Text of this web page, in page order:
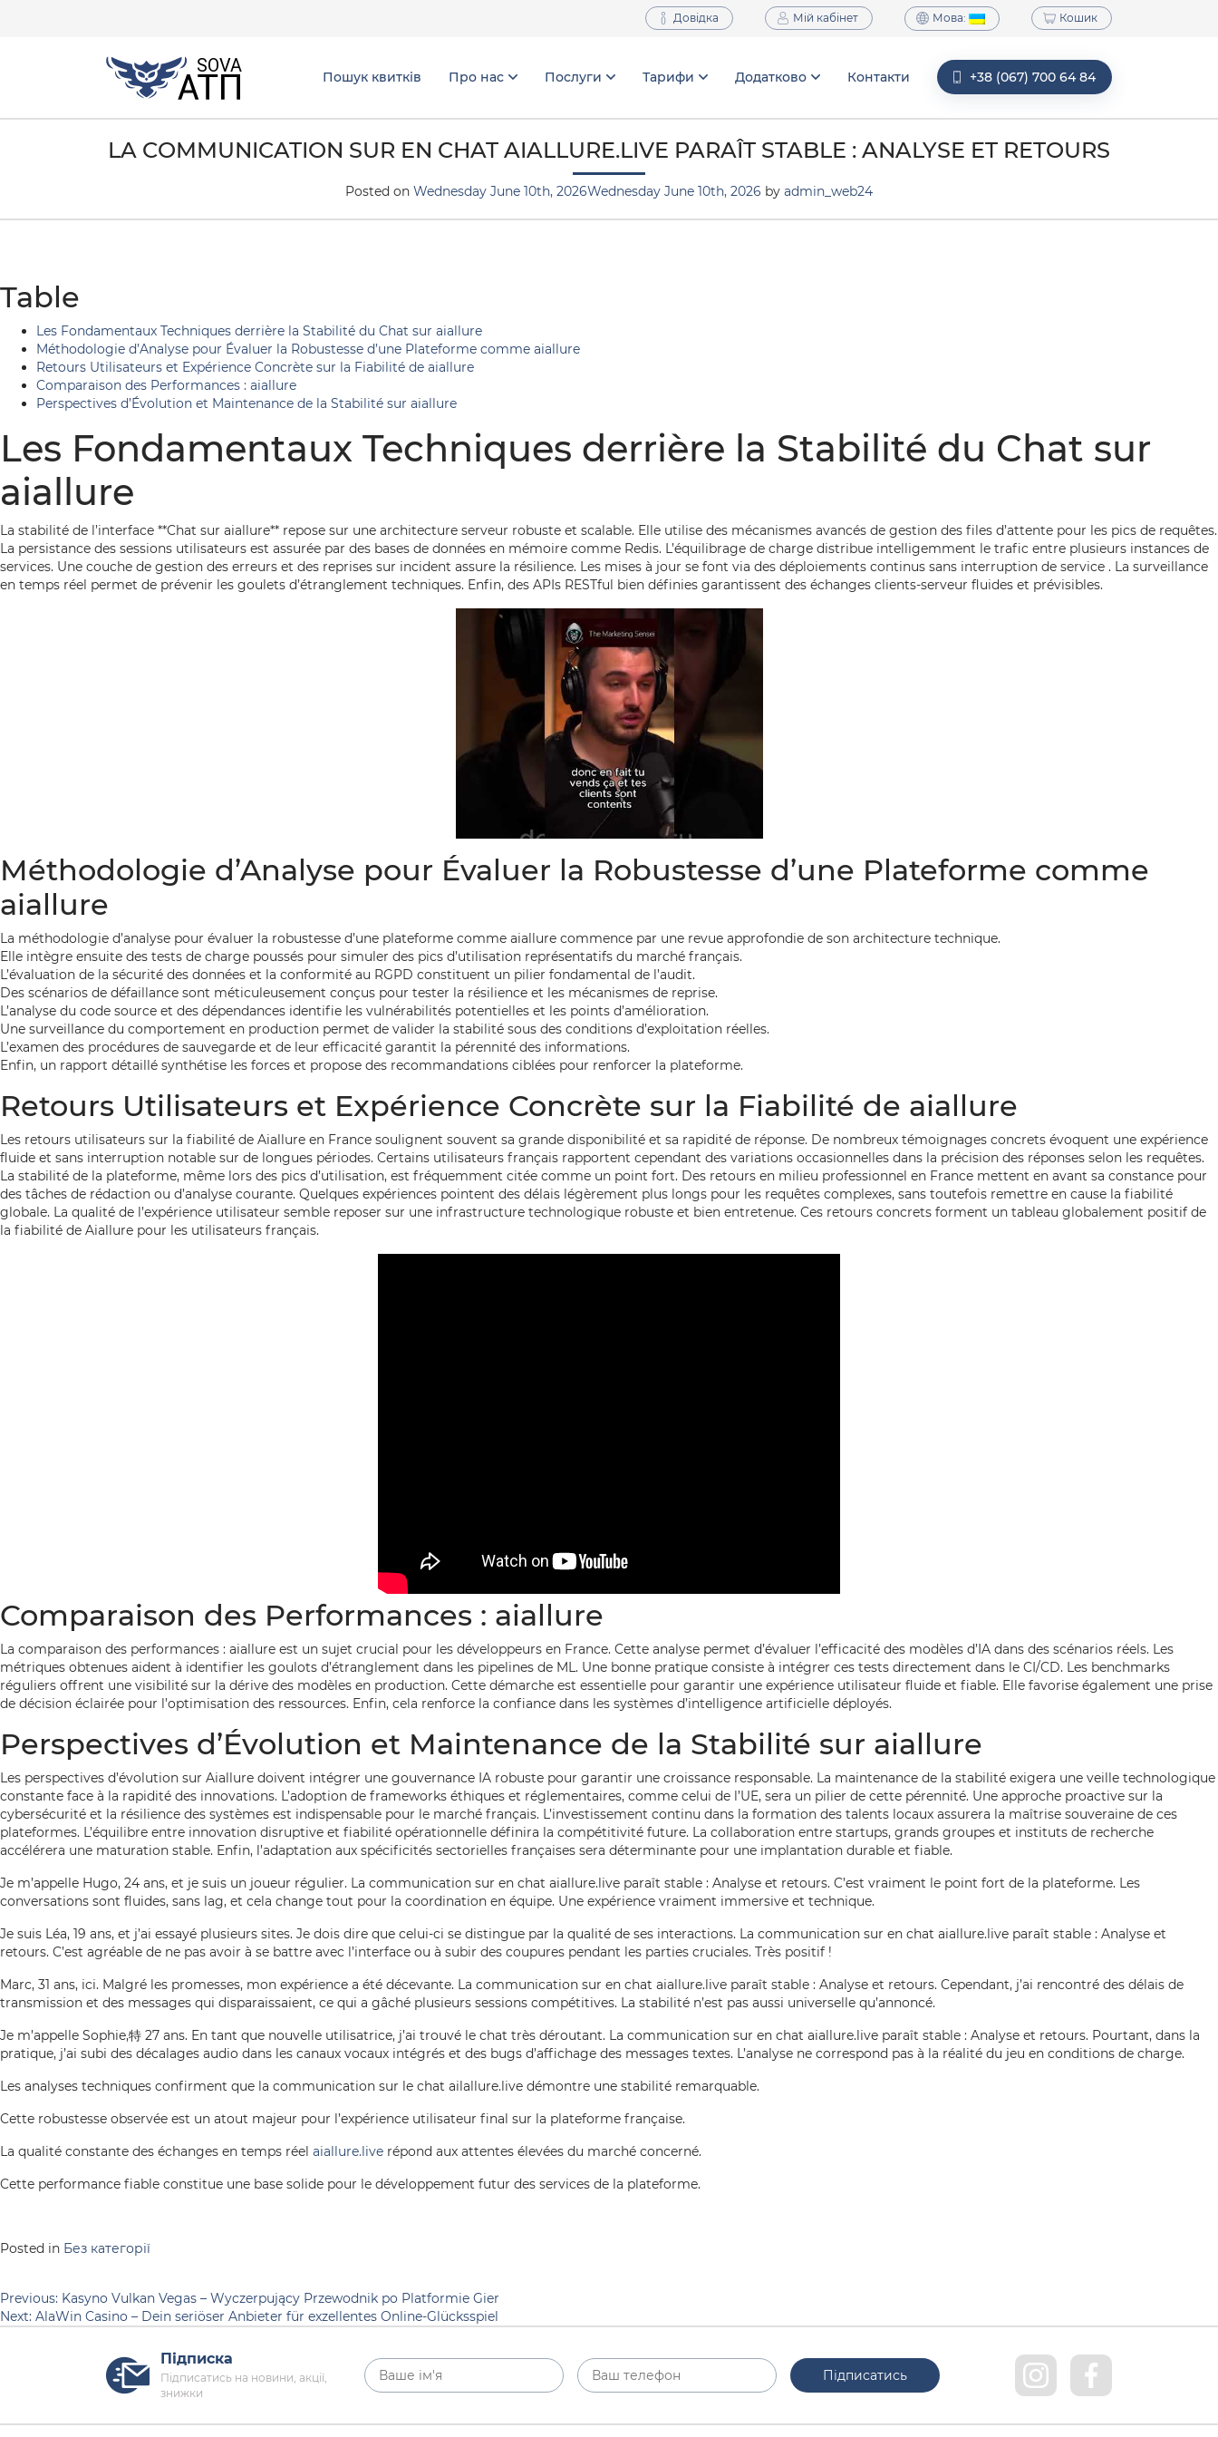
Довідка Мій кабінет Мова: Кошик
Пошук квитків Про нас Послуги Тарифи Додатково Контакти +38 (067) 700 64 84
LA COMMUNICATION SUR EN CHAT AIALLURE.LIVE PARAÎT STABLE : ANALYSE ET RETOURS
Posted on Wednesday June 10th, 2026Wednesday June 10th, 2026 by admin_web24
Table
Les Fondamentaux Techniques derrière la Stabilité du Chat sur aiallure
Méthodologie d’Analyse pour Évaluer la Robustesse d’une Plateforme comme aiallure
Retours Utilisateurs et Expérience Concrète sur la Fiabilité de aiallure
Comparaison des Performances : aiallure
Perspectives d’Évolution et Maintenance de la Stabilité sur aiallure
Les Fondamentaux Techniques derrière la Stabilité du Chat sur
aiallure
La stabilité de l’interface **Chat sur aiallure** repose sur une architecture serveur robuste et scalable. Elle utilise des mécanismes avancés de gestion des files d’attente pour les pics de requêtes.
La persistance des sessions utilisateurs est assurée par des bases de données en mémoire comme Redis. L’équilibrage de charge distribue intelligemment le trafic entre plusieurs instances de
services. Une couche de gestion des erreurs et des reprises sur incident assure la résilience. Les mises à jour se font via des déploiements continus sans interruption de service . La surveillance
en temps réel permet de prévenir les goulets d’étranglement techniques. Enfin, des APIs RESTful bien définies garantissent des échanges clients-serveur fluides et prévisibles.
Méthodologie d’Analyse pour Évaluer la Robustesse d’une Plateforme comme
aiallure
La méthodologie d’analyse pour évaluer la robustesse d’une plateforme comme aiallure commence par une revue approfondie de son architecture technique.
Elle intègre ensuite des tests de charge poussés pour simuler des pics d’utilisation représentatifs du marché français.
L’évaluation de la sécurité des données et la conformité au RGPD constituent un pilier fondamental de l’audit.
Des scénarios de défaillance sont méticuleusement conçus pour tester la résilience et les mécanismes de reprise.
L’analyse du code source et des dépendances identifie les vulnérabilités potentielles et les points d’amélioration.
Une surveillance du comportement en production permet de valider la stabilité sous des conditions d’exploitation réelles.
L’examen des procédures de sauvegarde et de leur efficacité garantit la pérennité des informations.
Enfin, un rapport détaillé synthétise les forces et propose des recommandations ciblées pour renforcer la plateforme.
Retours Utilisateurs et Expérience Concrète sur la Fiabilité de aiallure
Les retours utilisateurs sur la fiabilité de Aiallure en France soulignent souvent sa grande disponibilité et sa rapidité de réponse. De nombreux témoignages concrets évoquent une expérience
fluide et sans interruption notable sur de longues périodes. Certains utilisateurs français rapportent cependant des variations occasionnelles dans la précision des réponses selon les requêtes.
La stabilité de la plateforme, même lors des pics d’utilisation, est fréquemment citée comme un point fort. Des retours en milieu professionnel en France mettent en avant sa constance pour
des tâches de rédaction ou d’analyse courante. Quelques expériences pointent des délais légèrement plus longs pour les requêtes complexes, sans toutefois remettre en cause la fiabilité
globale. La qualité de l’expérience utilisateur semble reposer sur une infrastructure technologique robuste et bien entretenue. Ces retours concrets forment un tableau globalement positif de
la fiabilité de Aiallure pour les utilisateurs français.
Comparaison des Performances : aiallure
La comparaison des performances : aiallure est un sujet crucial pour les développeurs en France. Cette analyse permet d’évaluer l’efficacité des modèles d’IA dans des scénarios réels. Les
métriques obtenues aident à identifier les goulots d’étranglement dans les pipelines de ML. Une bonne pratique consiste à intégrer ces tests directement dans le CI/CD. Les benchmarks
réguliers offrent une visibilité sur la dérive des modèles en production. Cette démarche est essentielle pour garantir une expérience utilisateur fluide et fiable. Elle favorise également une prise
de décision éclairée pour l’optimisation des ressources. Enfin, cela renforce la confiance dans les systèmes d’intelligence artificielle déployés.
Perspectives d’Évolution et Maintenance de la Stabilité sur aiallure
Les perspectives d’évolution sur Aiallure doivent intégrer une gouvernance IA robuste pour garantir une croissance responsable. La maintenance de la stabilité exigera une veille technologique
constante face à la rapidité des innovations. L’adoption de frameworks éthiques et réglementaires, comme celui de l’UE, sera un pilier de cette pérennité. Une approche proactive sur la
cybersécurité et la résilience des systèmes est indispensable pour le marché français. L’investissement continu dans la formation des talents locaux assurera la maîtrise souveraine de ces
plateformes. L’équilibre entre innovation disruptive et fiabilité opérationnelle définira la compétitivité future. La collaboration entre startups, grands groupes et instituts de recherche
accélérera une maturation stable. Enfin, l’adaptation aux spécificités sectorielles françaises sera déterminante pour une implantation durable et fiable.
Je m’appelle Hugo, 24 ans, et je suis un joueur régulier. La communication sur en chat aiallure.live paraît stable : Analyse et retours. C’est vraiment le point fort de la plateforme. Les
conversations sont fluides, sans lag, et cela change tout pour la coordination en équipe. Une expérience vraiment immersive et technique.
Je suis Léa, 19 ans, et j’ai essayé plusieurs sites. Je dois dire que celui-ci se distingue par la qualité de ses interactions. La communication sur en chat aiallure.live paraît stable : Analyse et
retours. C’est agréable de ne pas avoir à se battre avec l’interface ou à subir des coupures pendant les parties cruciales. Très positif !
Marc, 31 ans, ici. Malgré les promesses, mon expérience a été décevante. La communication sur en chat aiallure.live paraît stable : Analyse et retours. Cependant, j’ai rencontré des délais de
transmission et des messages qui disparaissaient, ce qui a gâché plusieurs sessions compétitives. La stabilité n’est pas aussi universelle qu’annoncé.
Je m’appelle Sophie,特 27 ans. En tant que nouvelle utilisatrice, j’ai trouvé le chat très déroutant. La communication sur en chat aiallure.live paraît stable : Analyse et retours. Pourtant, dans la
pratique, j’ai subi des décalages audio dans les canaux vocaux intégrés et des bugs d’affichage des messages textes. L’analyse ne correspond pas à la réalité du jeu en conditions de charge.
Les analyses techniques confirment que la communication sur le chat ailallure.live démontre une stabilité remarquable.
Cette robustesse observée est un atout majeur pour l’expérience utilisateur final sur la plateforme française.
La qualité constante des échanges en temps réel aiallure.live répond aux attentes élevées du marché concerné.
Cette performance fiable constitue une base solide pour le développement futur des services de la plateforme.
Posted in Без категорії
Навігація
записів
Previous: Kasyno Vulkan Vegas – Wyczerpujący Przewodnik po Platformie Gier
Next: AlaWin Casino – Dein seriöser Anbieter für exzellentes Online-Glücksspiel
Підписка
Підписатись на новини, акції,
знижки